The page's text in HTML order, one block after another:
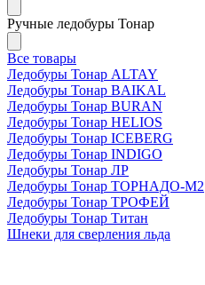
Ручные ледобуры Тонар
Все товары
Ледобуры Тонар ALTAY
Ледобуры Тонар BAIKAL
Ледобуры Тонар BURAN
Ледобуры Тонар HELIOS
Ледобуры Тонар ICEBERG
Ледобуры Тонар INDIGO
Ледобуры Тонар ЛР
Ледобуры Тонар ТОРНАДО-М2
Ледобуры Тонар ТРОФЕЙ
Ледобуры Тонар Титан
Шнеки для сверления льда